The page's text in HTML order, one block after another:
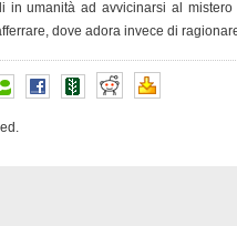
in umanità ad avvicinarsi al
dove adora invece di